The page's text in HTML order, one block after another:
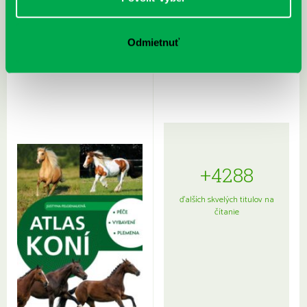
Odmietnuť
Rudź, Przemyslaw: Atlas hviezd:
Hardy, Paula: Japonsko na tanieri:
+4288
ďalších skvelých titulov na
čítanie